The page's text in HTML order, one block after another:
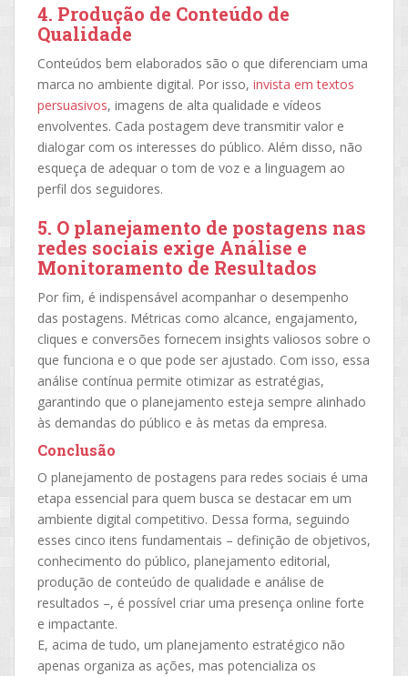
4. Produção de Conteúdo de
Qualidade
Conteúdos bem elaborados são o que diferenciam uma
marca no ambiente digital. Por isso, invista em textos
persuasivos, imagens de alta qualidade e vídeos
envolventes. Cada postagem deve transmitir valor e
dialogar com os interesses do público. Além disso, não
esqueça de adequar o tom de voz e a linguagem ao
perfil dos seguidores.
5. O planejamento de postagens nas
redes sociais exige Análise e
Monitoramento de Resultados
Por fim, é indispensável acompanhar o desempenho
das postagens. Métricas como alcance, engajamento,
cliques e conversões fornecem insights valiosos sobre o
que funciona e o que pode ser ajustado. Com isso, essa
análise contínua permite otimizar as estratégias,
garantindo que o planejamento esteja sempre alinhado
às demandas do público e às metas da empresa.
Conclusão
O planejamento de postagens para redes sociais é uma
etapa essencial para quem busca se destacar em um
ambiente digital competitivo. Dessa forma, seguindo
esses cinco itens fundamentais – definição de objetivos,
conhecimento do público, planejamento editorial,
produção de conteúdo de qualidade e análise de
resultados –, é possível criar uma presença online forte
e impactante.
E, acima de tudo, um planejamento estratégico não
apenas organiza as ações, mas potencializa os